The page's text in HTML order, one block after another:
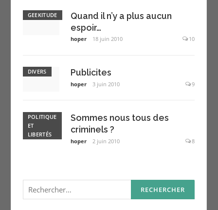
GEEKITUDE
Quand il n’y a plus aucun
espoir…
hoper 18 juin 2010 10
DIVERS Publicites
hoper 3 juin 2010 9
POLITIQUE
ET
LIBERTÉS
Sommes nous tous des
criminels ?
hoper 2 juin 2010 8
Rechercher :